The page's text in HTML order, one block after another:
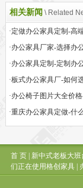
相关新闻 \ Related
·办公家具定制-定制办
·板式办公家具厂-如何
·重庆办公家具定做-什
首 页| 新中式老板大班
们正在使用格创家具|